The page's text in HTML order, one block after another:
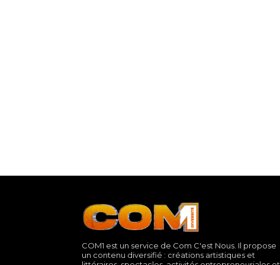
COM1 est un service de Com C'est Nous. Il propose
un contenu diversifié : créations artistiques et